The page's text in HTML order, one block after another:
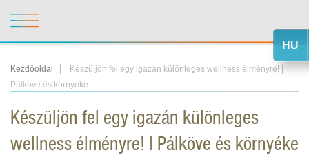
Kezdőoldal
Készüljön fel egy igazán különleges wellness élményre! |
Pálköve és környéke
Készüljön fel egy igazán különleges
wellness élményre! | Pálköve és környéke
HU